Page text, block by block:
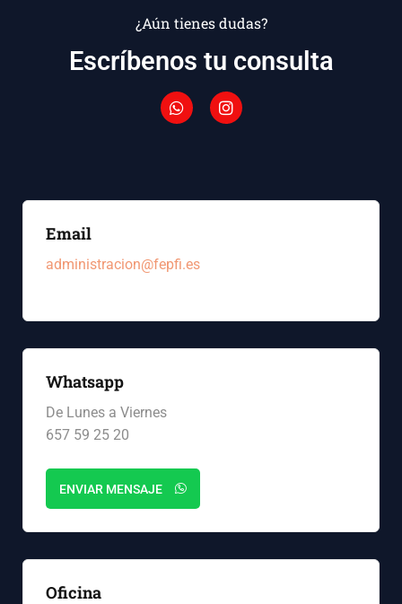
¿Aún tienes dudas?
Escríbenos tu consulta
Email
administracion@fepfi.es
Whatsapp
De Lunes a Viernes
657 59 25 20
ENVIAR MENSAJE
Oficina